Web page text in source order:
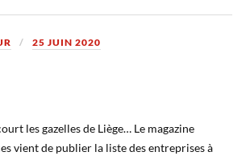
25 JUIN 2020
les gazelles de Liège… Le magazine
vient de publier la liste des entreprises à